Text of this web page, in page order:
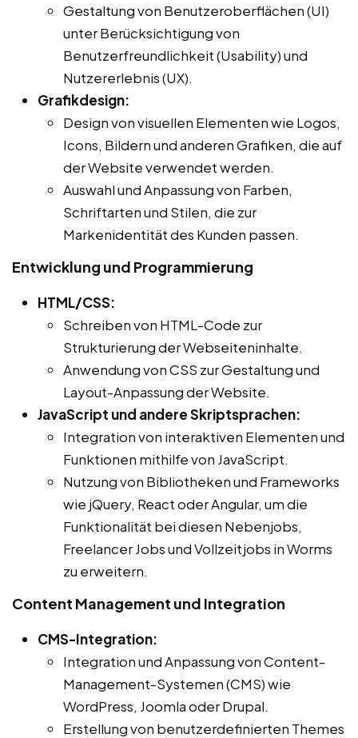
Gestaltung von Benutzeroberflächen (UI)
unter Berücksichtigung von
Benutzerfreundlichkeit (Usability) und
Nutzererlebnis (UX).
Grafikdesign:
Design von visuellen Elementen wie Logos,
Icons, Bildern und anderen Grafiken, die auf
der Website verwendet werden.
Auswahl und Anpassung von Farben,
Schriftarten und Stilen, die zur
Markenidentität des Kunden passen.
Entwicklung und Programmierung
HTML/CSS:
Schreiben von HTML-Code zur
Strukturierung der Webseiteninhalte.
Anwendung von CSS zur Gestaltung und
Layout-Anpassung der Website.
JavaScript und andere Skriptsprachen:
Integration von interaktiven Elementen und
Funktionen mithilfe von JavaScript.
Nutzung von Bibliotheken und Frameworks
wie jQuery, React oder Angular, um die
Funktionalität bei diesen Nebenjobs,
Freelancer Jobs und Vollzeitjobs in Worms
zu erweitern.
Content Management und Integration
CMS-Integration:
Integration und Anpassung von Content-
Management-Systemen (CMS) wie
WordPress, Joomla oder Drupal.
Erstellung von benutzerdefinierten Themes